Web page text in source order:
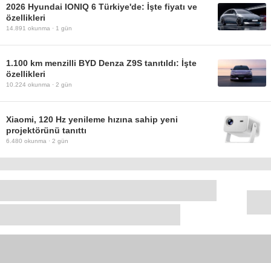
2026 Hyundai IONIQ 6 Türkiye'de: İşte fiyatı ve
özellikleri
14.891 okunma · 1 gün
1.100 km menzilli BYD Denza Z9S tanıtıldı: İşte
özellikleri
10.224 okunma · 2 gün
Xiaomi, 120 Hz yenileme hızına sahip yeni
projektörünü tanıttı
6.480 okunma · 2 gün